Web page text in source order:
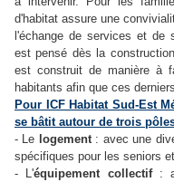
d'habitat assure une
l'échange de services et de
est pensé dès la
est construit de manière à
habitants afin que ces
Pour ICF Habitat Sud-Est
se bâtit autour de trois
- Le logement: avec une
spécifiques pour les seniors
- L'équipement collectif: